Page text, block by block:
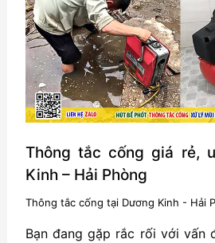
Thông tắc cống giá rẻ,
Kinh – Hải Phòng
Thông tắc cống tại Dương Kinh - Hải
Bạn đang gặp rắc rối với vấn